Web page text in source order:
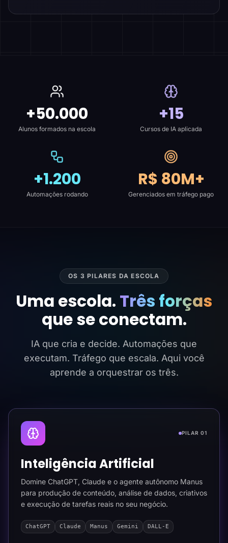
+50.000
Alunos formados na escola
+15
Cursos de IA aplicada
+1.200
Automações rodando
R$ 80M+
Gerenciados em tráfego pago
OS 3 PILARES DA ESCOLA
Uma escola. Três forças
que se conectam.
IA que cria e decide. Automações que
executam. Tráfego que escala. Aqui você
aprende a orquestrar os três.
PILAR 01
Inteligência Artificial
Domine ChatGPT, Claude e o agente autônomo Manus
para produção de conteúdo, análise de dados, criativos
e execução de tarefas reais no seu negócio.
ChatGPT Claude Manus Gemini DALL-E